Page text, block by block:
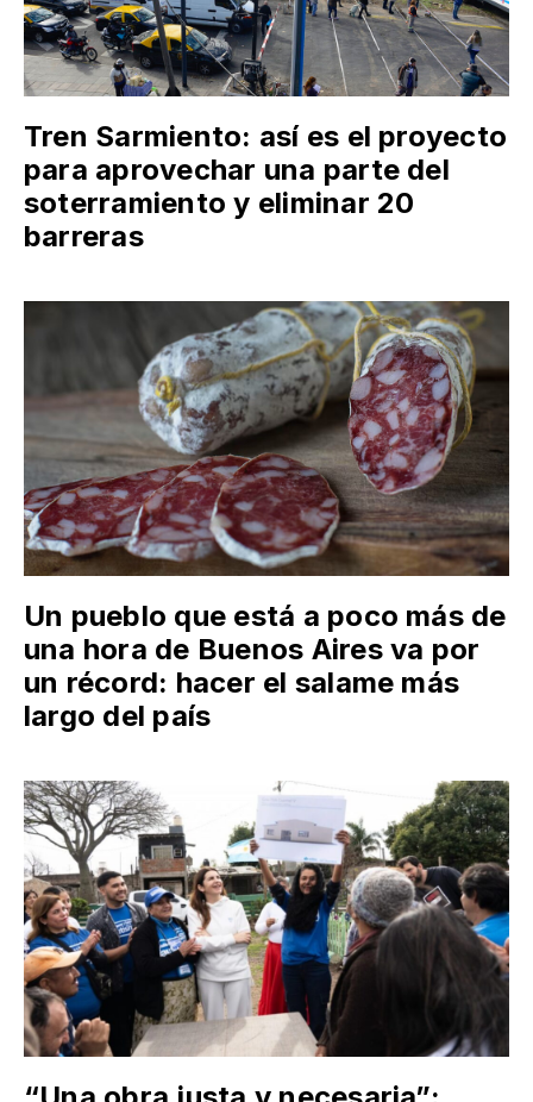
Tren Sarmiento: así es el proyecto
para aprovechar una parte del
soterramiento y eliminar 20
barreras
Un pueblo que está a poco más de
una hora de Buenos Aires va por
un récord: hacer el salame más
largo del país